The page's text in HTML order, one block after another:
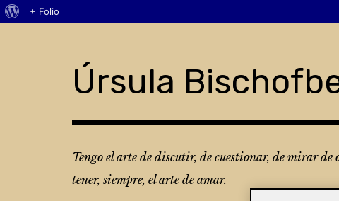
Úrsula
Tengo el arte de discutir, de cuestionar, de mirar de
tener, siempre, el arte de amar.
Acerca
+ Folio